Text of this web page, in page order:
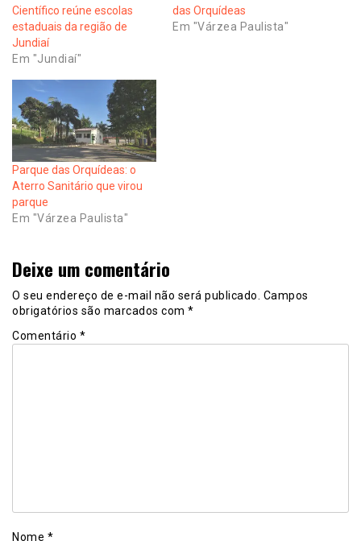
Científico reúne escolas
estaduais da região de
Jundiaí
Em "Jundiaí"
das Orquídeas
Em "Várzea Paulista"
Parque das Orquídeas: o
Aterro Sanitário que virou
parque
Em "Várzea Paulista"
Deixe um comentário
O seu endereço de e-mail não será publicado. Campos
obrigatórios são marcados com *
Comentário *
Nome *